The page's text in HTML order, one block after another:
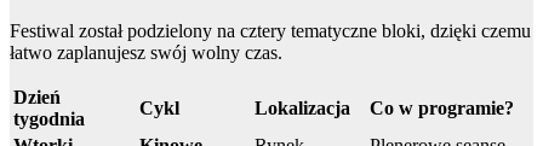
Festiwal został podzielony na cztery tematyczne bloki, dzięki czemu
łatwo zaplanujesz swój wolny czas.
Dzień
tygodnia
Cykl Lokalizacja
Co w programie?